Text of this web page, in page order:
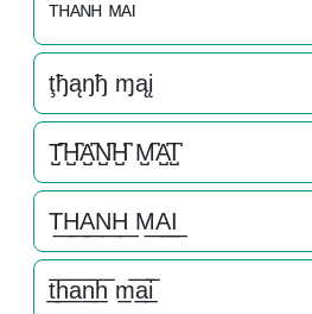
ᵀᴴᴬᴺᴴ ᴹᴬᴵ
ţђąŋђ ɱąį
T̺͆H̺͆A̺͆N̺͆H̺͆ M̺͆A̺͆I̺͆
T͟H͟A͟N͟H͟ M͟A͟I͟
t̲̅h̲̅a̲̅n̲̅h̲̅ m̲̅a̲̅i̲̅